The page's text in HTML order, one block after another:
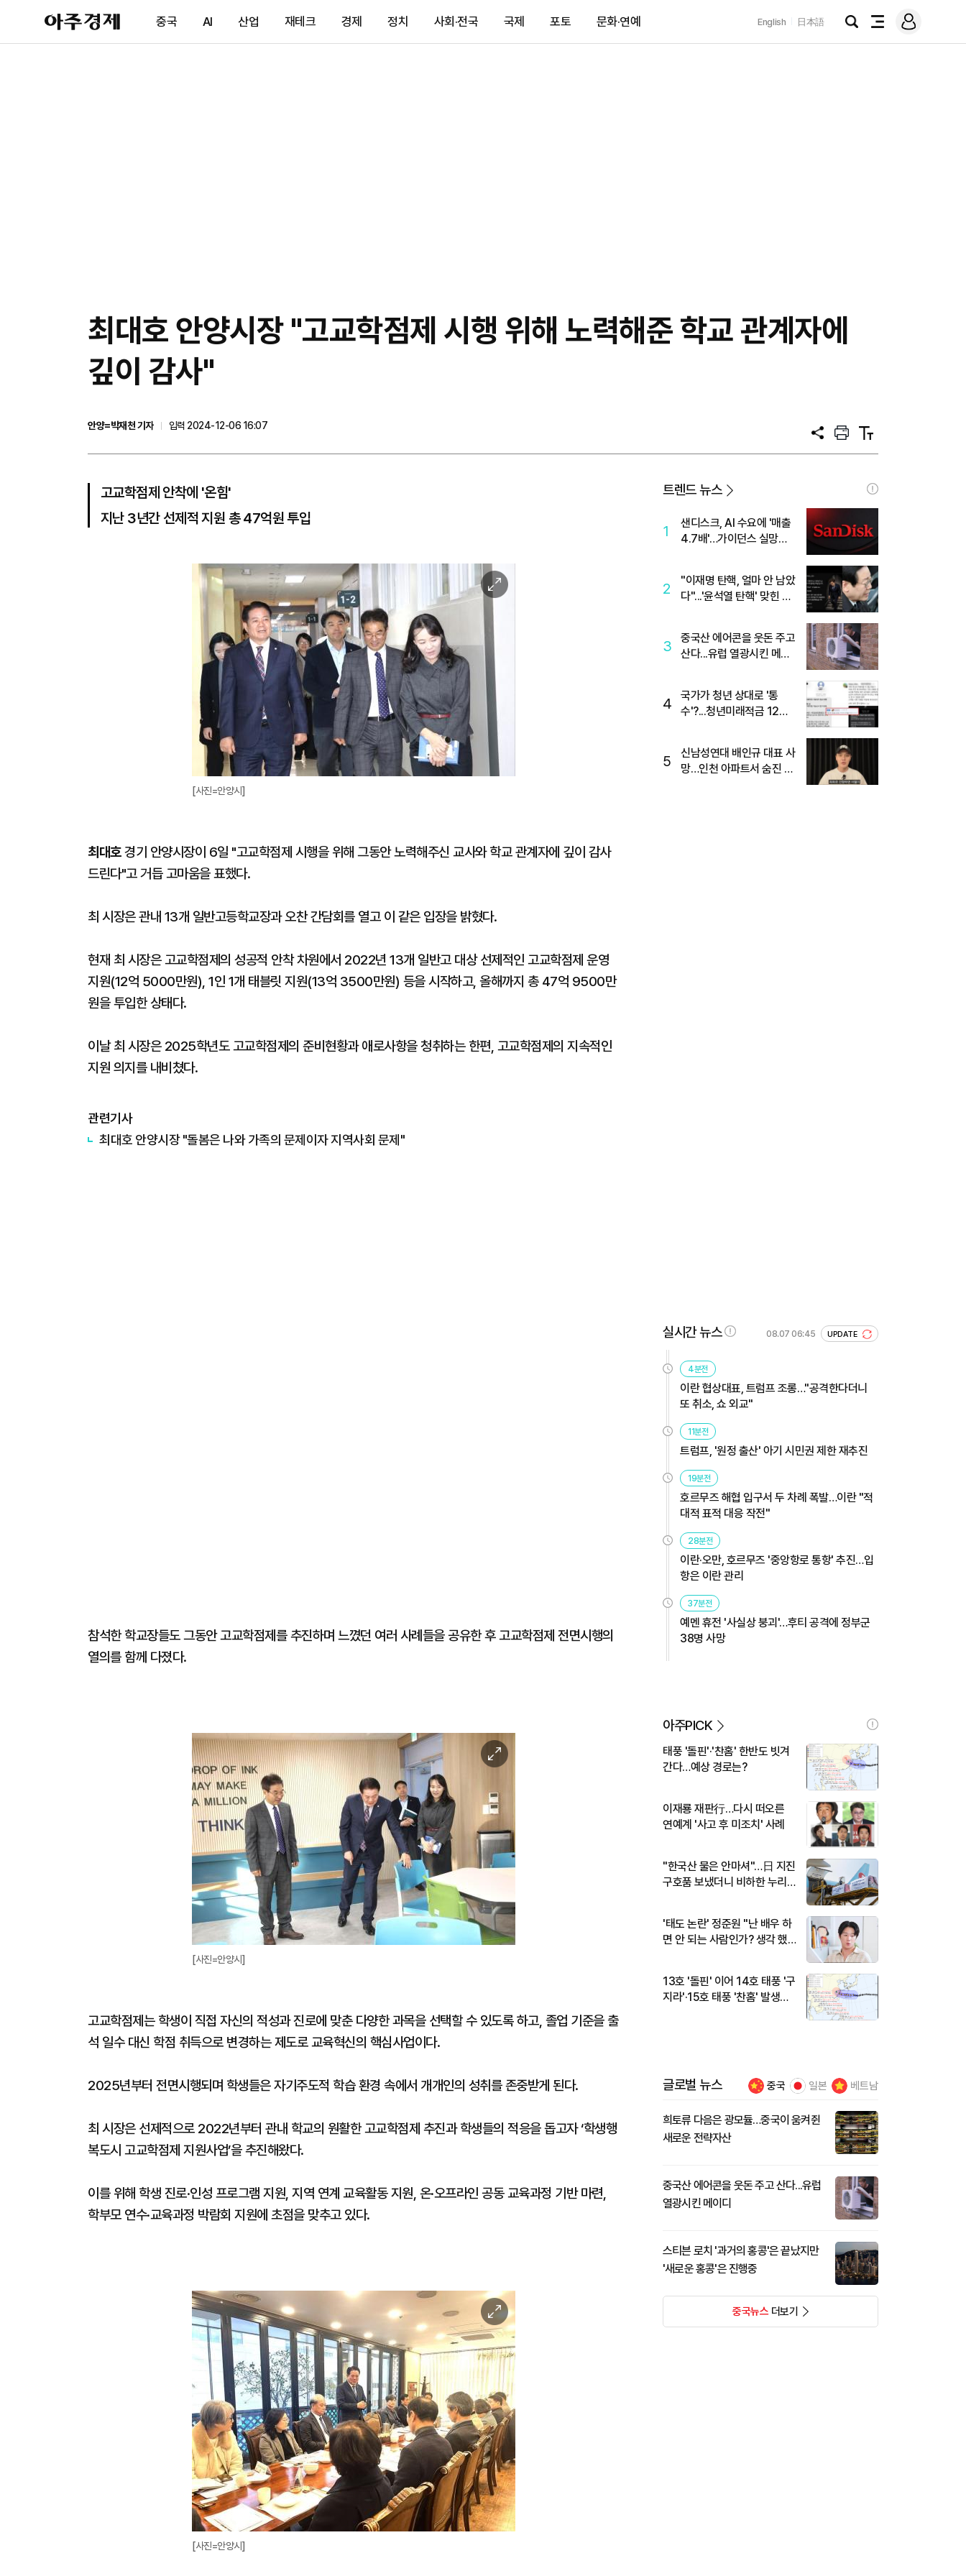
아
주
제
중국 AI 산업 재테크 경제 정치 사회·전국 국제 포토 문화·연예 English 日本語
검
전
메
그
최대호 안양시장 "고교학점제 시행 위해 노력해준 학교 관계자에
깊이 감사"
안양=박재천 기자
입력 2024-12-06 16:07
공
프
트
텍
트
고교학점제 안착에 '온힘'
지난 3년간 선제적 지원 총 47억원 투입
이
미
지
확
대
[사진=안양시]
최대호경기 안양시장이 6일 "고교학점제 시행을 위해 그동안 노력해주신 교사와 학교 관계자에 깊이 감사
드린다"고 거듭 고마움을 표했다.
최 시장은 관내 13개 일반고등학교장과 오찬 간담회를 열고 이 같은 입장을 밝혔다.
현재 최 시장은 고교학점제의 성공적 안착 차원에서 2022년 13개 일반고 대상 선제적인 고교학점제 운영
지원(12억 5000만원), 1인 1개 태블릿 지원(13억 3500만원) 등을 시작하고, 올해까지 총 47억 9500만
원을 투입한 상태다.
이날 최 시장은 2025학년도 고교학점제의 준비현황과 애로사항을 청취하는 한편, 고교학점제의 지속적인
지원 의지를 내비쳤다.
관련기사
최대호 안양시장 "돌봄은 나와 가족의 문제이자 지역사회 문제"
참석한 학교장들도 그동안 고교학점제를 추진하며 느꼈던 여러 사례들을 공유한 후 고교학점제 전면시행의
열의를 함께 다졌다.
이
미
지
확
대
[사진=안양시]
고교학점제는 학생이 직접 자신의 적성과 진로에 맞춘 다양한 과목을 선택할 수 있도록 하고, 졸업 기준을 출
석 일수 대신 학점 취득으로 변경하는 제도로 교육혁신의 핵심사업이다.
2025년부터 전면시행되며 학생들은 자기주도적 학습 환경 속에서 개개인의 성취를 존중받게 된다.
최 시장은 선제적으로 2022년부터 관내 학교의 원활한 고교학점제 추진과 학생들의 적응을 돕고자 ‘학생행
복도시 고교학점제 지원사업’을 추진해왔다.
이를 위해 학생 진로·인성 프로그램 지원, 지역 연계 교육활동 지원, 온·오프라인 공동 교육과정 기반 마련,
학부모 연수·교육과정 박람회 지원에 초점을 맞추고 있다.
이
미
지
확
대
[사진=안양시]
트렌드 뉴스
1
샌디스크, AI 수요에 '매출
4.7배'…가이던스 실망에
2
"이재명 탄핵, 얼마 안 남았
다"...'윤석열 탄핵' 맞힌 무
3
중국산 에어콘을 웃돈 주고
산다...유럽 열광시킨 메이
4
국가가 청년 상대로 '통
수'?...청년미래적금 12%
5
신남성연대 배인규 대표 사
망…인천 아파트서 숨진 채
실시간 뉴스 08.07 06:45 UPDATE
4분전
이란 협상대표, 트럼프 조롱…"공격한다더니
또 취소, 쇼 외교"
11분전
트럼프, '원정 출산' 아기 시민권 제한 재추진
19분전
호르무즈 해협 입구서 두 차례 폭발…이란 "적
대적 표적 대응 작전"
28분전
이란·오만, 호르무즈 '중앙항로 통항' 추진…입
항은 이란 관리
37분전
예멘 휴전 '사실상 붕괴'…후티 공격에 정부군
38명 사망
아주PICK
태풍 '돌핀'·'찬홈' 한반도 빗겨
간다…예상 경로는?
이재룡 재판行…다시 떠오른
연예계 '사고 후 미조치' 사례
"한국산 물은 안마셔"…日 지진
구호품 보냈더니 비하한 누리
'태도 논란' 정준원 "난 배우 하
면 안 되는 사람인가? 생각 했
13호 '돌핀' 이어 14호 태풍 '구
지라'·15호 태풍 '찬홈' 발생…
글로벌 뉴스 중국 일본 베트남
희토류 다음은 광모듈…중국이 움켜쥔
새로운 전략자산
중국산 에어콘을 웃돈 주고 산다...유럽
열광시킨 메이디
스티븐 로치 '과거의 홍콩'은 끝났지만
'새로운 홍콩'은 진행중
중국뉴스더보기